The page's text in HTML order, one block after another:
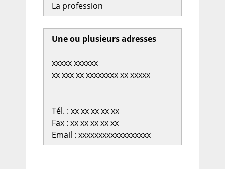
La profession
Une ou plusieurs adresses
xxxxx xxxxxx
xx xxx xx xxxxxxxx xx xxxxx
Tél. : xx xx xx xx xx
Fax : xx xx xx xx xx
Email : xxxxxxxxxxxxxxxxxx